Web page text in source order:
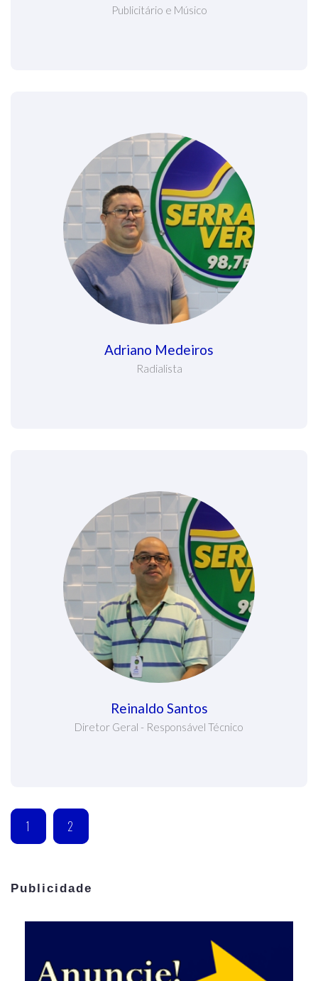
Publicitário e Músico
Adriano Medeiros
Radialista
Reinaldo Santos
Diretor Geral - Responsável Técnico
1 2
Publicidade